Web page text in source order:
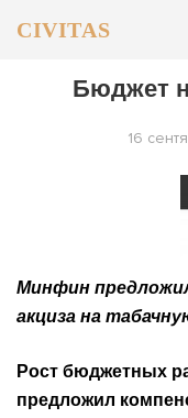
CIVITAS
ОБЩЕСТВО
Бюджет
16
Минфин
акциза на
Рост бюджетных
предложил